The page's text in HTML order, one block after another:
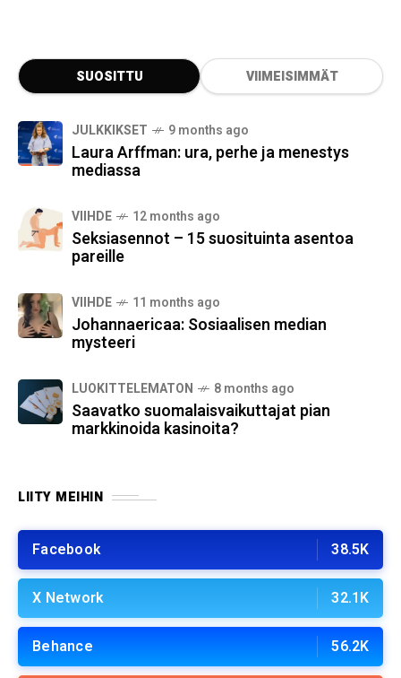
SUOSITTU VIIMEISIMMÄT
JULKKIKSET 9 months ago
Laura Arffman: ura, perhe ja menestys
mediassa
VIIHDE 12 months ago
Seksiasennot – 15 suosituinta asentoa
pareille
VIIHDE 11 months ago
Johannaericaa: Sosiaalisen median
mysteeri
LUOKITTELEMATON 8 months ago
Saavatko suomalaisvaikuttajat pian
markkinoida kasinoita?
LIITY MEIHIN
Facebook 38.5K
X Network 32.1K
Behance 56.2K